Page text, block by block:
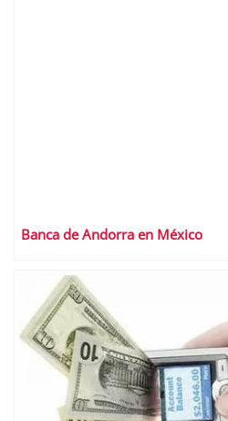
Banca de Andorra en México